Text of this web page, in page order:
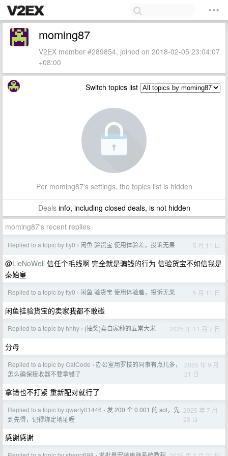
moming87
V2EX member #289854, joined on 2018-02-05 23:04:07
+08:00
Switch topics list
Per moming87's settings, the topics list is hidden
Dealsinfo, including closed deals, is not hidden
moming87's recent replies
Replied to a topic by tty0 › 闲鱼 验货宝 使用体验差，投诉无果 5 月 11 日
@LieNoWell 信任个毛线啊 完全就是骗钱的行为 信验货宝不如信我是
秦始皇
Replied to a topic by tty0 › 闲鱼 验货宝 使用体验差，投诉无果 5 月 11 日
闲鱼挂验货宝的卖家我都不敢碰
Replied to a topic by hhhy › (抽奖)卖自家种的五常大米 2025 年 11 月 7 日
分母
Replied to a topic by CatCode › 办公室用罗技的同事有点儿多，
怎么确保接收器不要拿错了
2025 年 9 月
21 日
拿错也不打紧 重新配对就行了
Replied to a topic by qwerty01446 › 发 200 个 0.001 的 sol，先
到先得，记得绑定地址喔
2025 年 7 月
23 日
感谢感谢